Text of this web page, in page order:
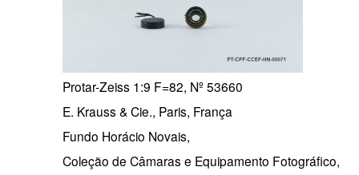
Protar-Zeiss 1:9 F=82, Nº 53660
E. Krauss & Cie., Paris, França
Fundo Horácio Novais,
Coleção de Câmaras e Equipamento Fotográfico,